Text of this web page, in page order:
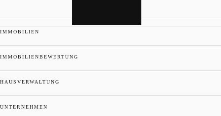
IMMOBILIEN
IMMOBILIENBEWERTUNG
HAUSVERWALTUNG
UNTERNEHMEN